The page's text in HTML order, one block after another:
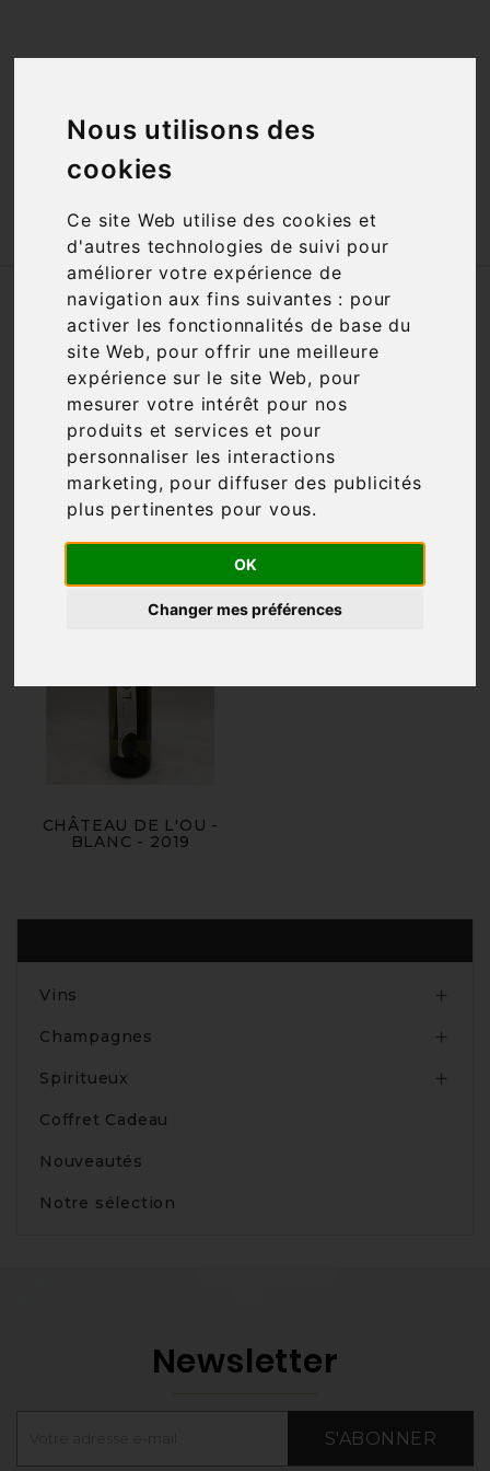
Nous utilisons des
cookies
Ce site Web utilise des cookies et
d'autres technologies de suivi pour
améliorer votre expérience de
navigation aux fins suivantes : pour
activer les fonctionnalités de base du
site Web, pour offrir une meilleure
expérience sur le site Web, pour
mesurer votre intérêt pour nos
produits et services et pour
personnaliser les interactions
marketing, pour diffuser des publicités
plus pertinentes pour vous.
OK
Changer mes préférences
Accueil Vins Cépage Grenache Gris
Filtre
Pertinence 
CHÂTEAU DE L'OU -
BLANC - 2019
Vins 
Champagnes 
Spiritueux 
Coffret Cadeau
Nouveautés
Notre sélection
Newsletter
S'ABONNER